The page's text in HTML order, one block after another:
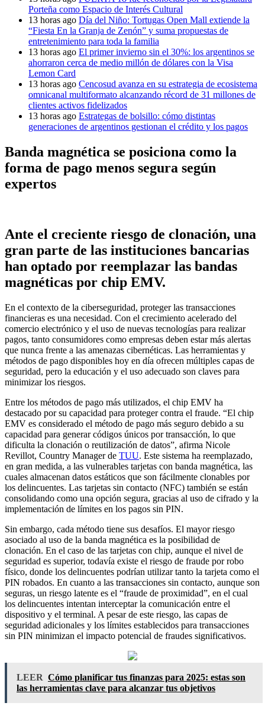
Porteña como Espacio de Interés Cultural
13 horas ago Día del Niño: Tortugas Open Mall extiende la
“Fiesta En la Granja de Zenón” y suma propuestas de
entretenimiento para toda la familia
13 horas ago El primer invierno sin el 30%: los argentinos se
ahorraron cerca de medio millón de dólares con la Visa
Lemon Card
13 horas ago Cencosud avanza en su estrategia de ecosistema
omnicanal multiformato alcanzando récord de 31 millones de
clientes activos fidelizados
13 horas ago Estrategas de bolsillo: cómo distintas
generaciones de argentinos gestionan el crédito y los pagos
Banda magnética se posiciona como la
forma de pago menos segura según
expertos
Ante el creciente riesgo de clonación, una
gran parte de las instituciones bancarias
han optado por reemplazar las bandas
magnéticas por chip EMV.
En el contexto de la ciberseguridad, proteger las transacciones
financieras es una necesidad. Con el crecimiento acelerado del
comercio electrónico y el uso de nuevas tecnologías para realizar
pagos, tanto consumidores como empresas deben estar más alertas
que nunca frente a las amenazas cibernéticas. Las herramientas y
métodos de pago disponibles hoy en día ofrecen múltiples capas de
seguridad, pero la educación y el uso adecuado son claves para
minimizar los riesgos.
Entre los métodos de pago más utilizados, el chip EMV ha
destacado por su capacidad para proteger contra el fraude. “El chip
EMV es considerado el método de pago más seguro debido a su
capacidad para generar códigos únicos por transacción, lo que
dificulta la clonación o reutilización de datos”, afirma Nicole
Revillot, Country Manager de TUU. Este sistema ha reemplazado,
en gran medida, a las vulnerables tarjetas con banda magnética, las
cuales almacenan datos estáticos que son fácilmente clonables por
los delincuentes. Las tarjetas sin contacto (NFC) también se están
consolidando como una opción segura, gracias al uso de cifrado y la
implementación de límites en los pagos sin PIN.
Sin embargo, cada método tiene sus desafíos. El mayor riesgo
asociado al uso de la banda magnética es la posibilidad de
clonación. En el caso de las tarjetas con chip, aunque el nivel de
seguridad es superior, todavía existe el riesgo de fraude por robo
físico, donde los delincuentes podrían utilizar tanto la tarjeta como el
PIN robados. En cuanto a las transacciones sin contacto, aunque son
seguras, un riesgo latente es el “fraude de proximidad”, en el cual
los delincuentes intentan interceptar la comunicación entre el
dispositivo y el terminal. A pesar de este riesgo, las capas de
seguridad adicionales y los límites establecidos para transacciones
sin PIN minimizan el impacto potencial de fraudes significativos.
LEER Cómo planificar tus finanzas para 2025: estas son
las herramientas clave para alcanzar tus objetivos